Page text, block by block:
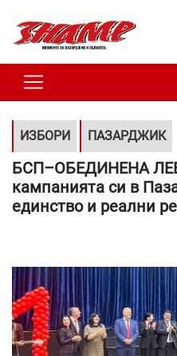
ИЗБОРИ ПАЗАРДЖИК
БСП–ОБЕДИНЕНА
кампанията си в
единство и реални